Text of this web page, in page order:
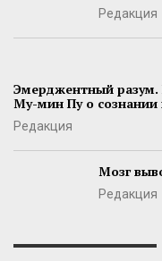
Редакция
Эмерджентный разум.
Му-мин Пу о
Редакция
Мозг
Редакция